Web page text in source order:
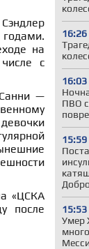
16:26
16:03
ПВО
15:59
15:53
Умер
на
с
—
«ЦСКА
после